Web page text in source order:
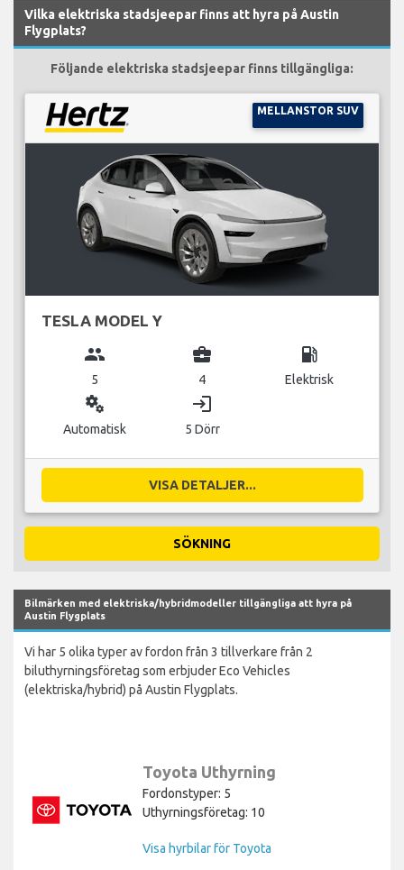
Vilka elektriska stadsjeepar finns att hyra på Austin
Flygplats?
Följande elektriska stadsjeepar finns tillgängliga:
MELLANSTOR SUV
TESLA MODEL Y
group
5
business_center
4
local_gas_station
Elektrisk
miscellaneous_services
Automatisk
login
5 Dörr
VISA DETALJER...
SÖKNING
Bilmärken med elektriska/hybridmodeller tillgängliga att hyra på
Austin Flygplats
Vi har 5 olika typer av fordon från 3 tillverkare från 2
biluthyrningsföretag som erbjuder Eco Vehicles
(elektriska/hybrid) på Austin Flygplats.
Toyota Uthyrning
Fordonstyper: 5
Uthyrningsföretag: 10
Visa hyrbilar för Toyota